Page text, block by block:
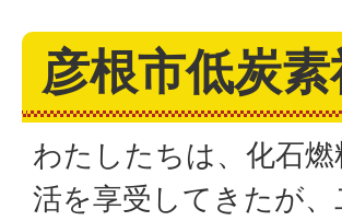
彦根市低炭
わたしたちは、化石
活を享受してきたが